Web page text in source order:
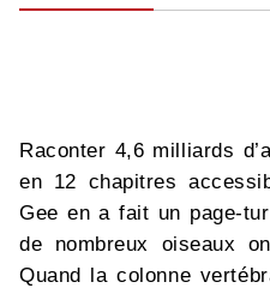
Raconter 4,6 milliards
en 12 chapitres
Gee en a fait un page-
de nombreux oiseaux
Quand la colonne